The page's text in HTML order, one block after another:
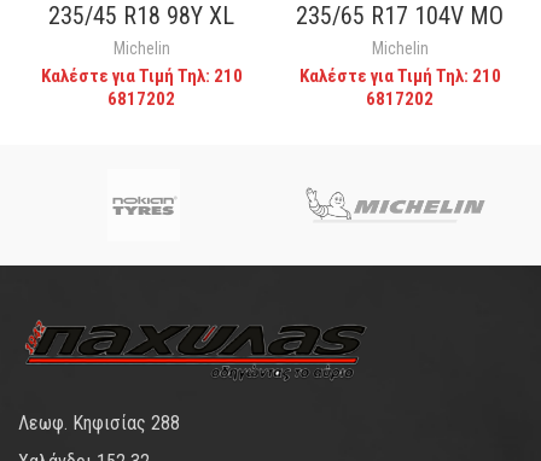
235/45 R18 98Y XL
Michelin
Καλέστε για Τιμή Τηλ: 210
6817202
235/65 R17 104V MO
Michelin
Καλέστε για Τιμή Τηλ: 210
6817202
Λεωφ. Κηφισίας 288